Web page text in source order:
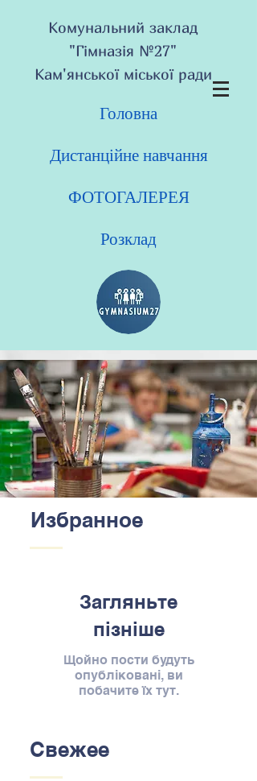
Комунальний заклад
"Гімназія №27"
Кам'янської міської ради
Головна
Дистанційне навчання
ФОТОГАЛЕРЕЯ
Розклад
Избранное
Загляньте
пізніше
Щойно пости будуть
опубліковані, ви
побачите їх тут.
Свежее